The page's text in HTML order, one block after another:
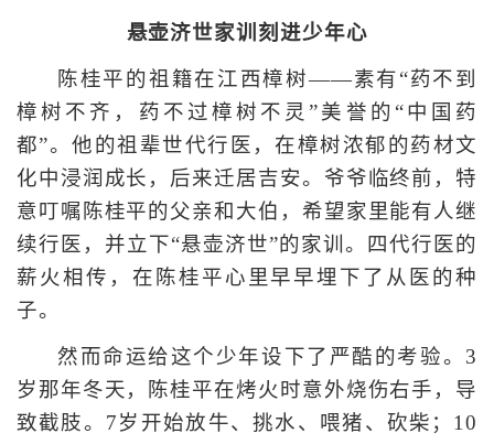
悬壶济世家训刻进少年心
陈桂平的祖籍在江西樟树——素有“药不到
樟树不齐，药不过樟树不灵”美誉的“中国药
都”。他的祖辈世代行医，在樟树浓郁的药材文
化中浸润成长，后来迁居吉安。爷爷临终前，特
意叮嘱陈桂平的父亲和大伯，希望家里能有人继
续行医，并立下“悬壶济世”的家训。四代行医的
薪火相传，在陈桂平心里早早埋下了从医的种
子。
然而命运给这个少年设下了严酷的考验。3
岁那年冬天，陈桂平在烤火时意外烧伤右手，导
致截肢。7岁开始放牛、挑水、喂猪、砍柴；10